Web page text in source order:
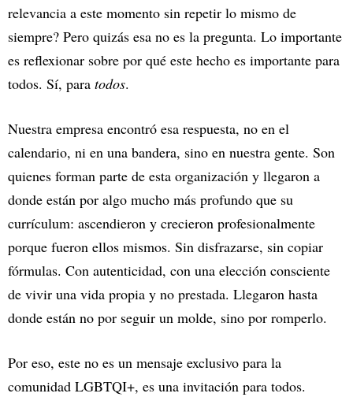
relevancia a este momento sin repetir lo mismo de
siempre? Pero quizás esa no es la pregunta. Lo importante
es reflexionar sobre por qué este hecho es importante para
todos. Sí, para todos.
Nuestra empresa encontró esa respuesta, no en el
calendario, ni en una bandera, sino en nuestra gente. Son
quienes forman parte de esta organización y llegaron a
donde están por algo mucho más profundo que su
currículum: ascendieron y crecieron profesionalmente
porque fueron ellos mismos. Sin disfrazarse, sin copiar
fórmulas. Con autenticidad, con una elección consciente
de vivir una vida propia y no prestada. Llegaron hasta
donde están no por seguir un molde, sino por romperlo.
Por eso, este no es un mensaje exclusivo para la
comunidad LGBTQI+, es una invitación para todos.